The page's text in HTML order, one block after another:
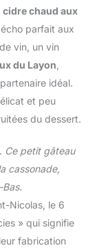
cidre chaud aux
parfait aux
vin, un vin
du Layon
idéal.
et peu
du dessert.
Ce petit gâteau
cassonade,
Nicolas, le 6
» qui signifie
fabrication